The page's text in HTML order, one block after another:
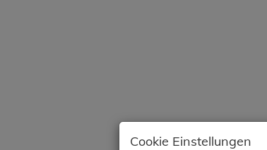
Cookie Einstellungen